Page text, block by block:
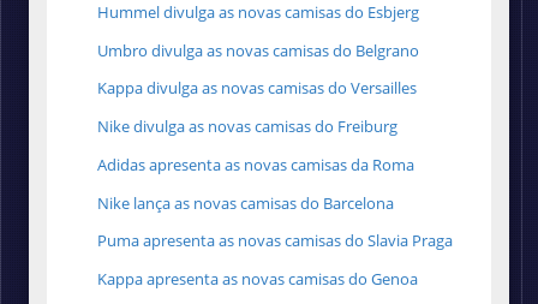
Hummel divulga as novas camisas do Esbjerg
Umbro divulga as novas camisas do Belgrano
Kappa divulga as novas camisas do Versailles
Nike divulga as novas camisas do Freiburg
Adidas apresenta as novas camisas da Roma
Nike lança as novas camisas do Barcelona
Puma apresenta as novas camisas do Slavia Praga
Kappa apresenta as novas camisas do Genoa